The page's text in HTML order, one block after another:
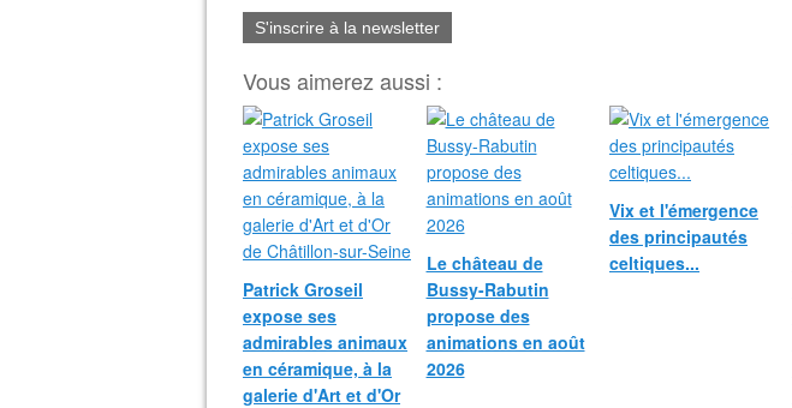
S'inscrire à la newsletter
Vous aimerez aussi :
Patrick Groseil
expose ses
admirables animaux
en céramique, à la
galerie d'Art et d'Or
Le château de
Bussy-Rabutin
propose des
animations en août
2026
Vix et l'émergence
des principautés
celtiques...